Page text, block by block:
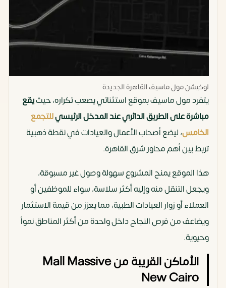
لوكيشن مول ماسيف القاهرة الجديدة
يتفرد مول ماسيف بموقع استثنائي يصعب تكراره، حيثيقع
مباشرة على الطريق الدائري عند المدخل الرئيسيللتجمع
الخامس، ليضع أصحاب الأعمال والعيادات في نقطة ذهبية
تربط بين أهم محاور شرق القاهرة.
هذا الموقع يمنح المشروع سهولة وصول غير مسبوقة،
ويجعل التنقل منه وإليه أكثر سلاسة، سواء للموظفين أو
العملاء أو زوار العيادات الطبية، مما يعزز من قيمة الاستثمار
ويضاعف من فرص النجاح داخل واحدة من أكثر المناطق نمواً
وحيوية.
الأماكن القريبة من Mall Massive
New Cairo